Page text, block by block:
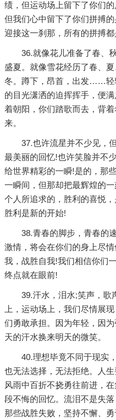
绩，但运动场上留下了你们
但我们心中留下了你们拼搏
迎接这一刹那，所有的拼搏都
36.就像花儿准备了春、
盛夏。就像雪花经历了春、
冬。蹲下，昂首，出发……轻
的目光潇洒的迫挥挥手，便
着朝阳，你们踏歌而去，背
来。
37.也许流星并不少见，
最美丽的回忆!也许笑脸并不
给世界精彩的一瞬!是的，那
一瞬间，但那却把最辉煌的
个人所追求的，胜利的喜悦
胜利是新的开始!
38.青春的脚步，青春的
激情，将会在你们的身上尽
我，战胜自我!我们相信你们
终点就在眼前!
39.汗水，泪水;笑声，歌
上，运动场上，我们尽情展
们勇敢承担。因为年轻，因
天的汗水换来明天的微笑。
40.理想毕竟不同于现实
也无法选择，无法拒绝。人
风雨中百折不挠勇往前进，
段不悔的回忆。流泪不是失
那些战胜失败，坚持不懈、